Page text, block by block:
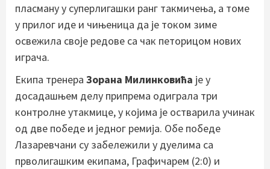
пласману у суперлигашки ранг такмичења, а томе
у прилог иде и чињеница да је током зиме
освежила своје редове са чак петорицом нових
играча.
Екипа тренера Зорана Милинковића је у
досадашњем делу припрема одиграла три
контролне утакмице, у којима је остварила учинак
од две победе и једног ремија. Обе победе
Лазаревчани су забележили у дуелима са
прволигашким екипама, Графичарем (2:0) и